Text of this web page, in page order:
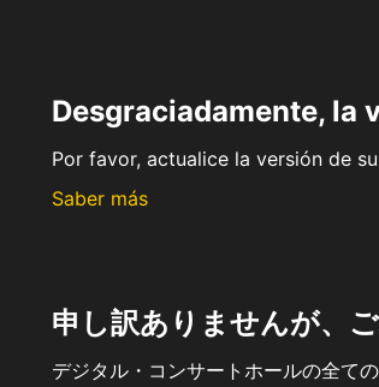
Desgraciadamente, la
Por favor, actualice la versión de
Saber más
申し訳ありませんが、
デジタル・コンサートホールの全て